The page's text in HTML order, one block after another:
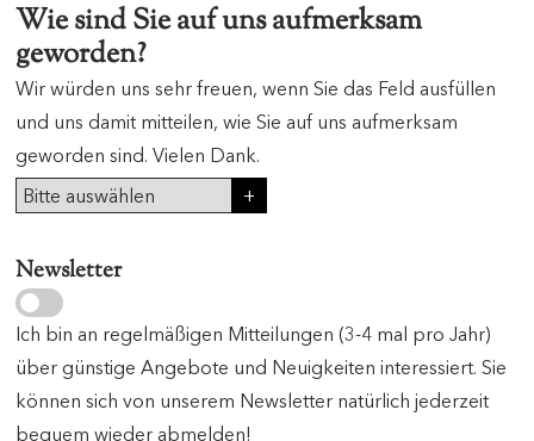
Wie sind Sie auf uns aufmerksam
geworden?
Wir würden uns sehr freuen, wenn Sie das Feld ausfüllen
und uns damit mitteilen, wie Sie auf uns aufmerksam
geworden sind. Vielen Dank.
Newsletter
Ich bin an regelmäßigen Mitteilungen (3-4 mal pro Jahr)
über günstige Angebote und Neuigkeiten interessiert. Sie
können sich von unserem Newsletter natürlich jederzeit
bequem wieder abmelden!